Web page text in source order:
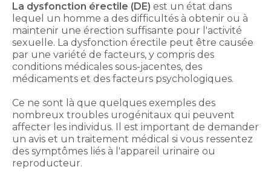
La dysfonction érectile (DE) est un état dans
lequel un homme a des difficultés à obtenir ou à
maintenir une érection suffisante pour l'activité
sexuelle. La dysfonction érectile peut être causée
par une variété de facteurs, y compris des
conditions médicales sous-jacentes, des
médicaments et des facteurs psychologiques.
Ce ne sont là que quelques exemples des
nombreux troubles urogénitaux qui peuvent
affecter les individus. Il est important de demander
un avis et un traitement médical si vous ressentez
des symptômes liés à l'appareil urinaire ou
reproducteur.